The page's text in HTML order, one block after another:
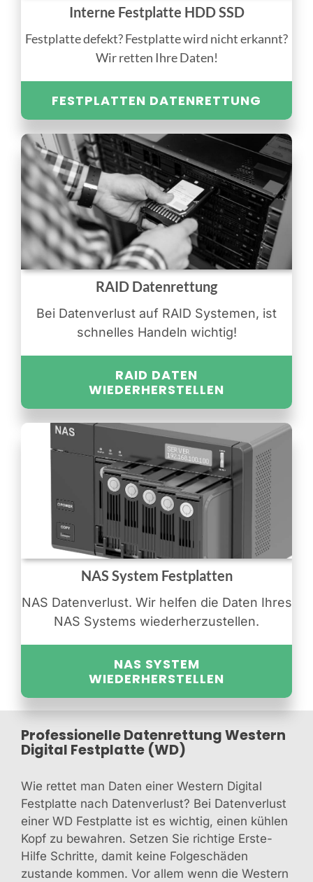
Interne Festplatte HDD SSD
Festplatte defekt? Festplatte wird nicht erkannt?
Wir retten Ihre Daten!
FESTPLATTEN DATENRETTUNG
RAID Datenrettung
Bei Datenverlust auf RAID Systemen, ist
schnelles Handeln wichtig!
RAID DATEN
WIEDERHERSTELLEN
NAS System Festplatten
NAS Datenverlust. Wir helfen die Daten Ihres
NAS Systems wiederherzustellen.
NAS SYSTEM
WIEDERHERSTELLEN
Professionelle Datenrettung Western
Digital Festplatte (WD)
Wie rettet man Daten einer Western Digital
Festplatte nach Datenverlust? Bei Datenverlust
einer WD Festplatte ist es wichtig, einen kühlen
Kopf zu bewahren. Setzen Sie richtige Erste-
Hilfe Schritte, damit keine Folgeschäden
zustande kommen. Vor allem wenn die Western